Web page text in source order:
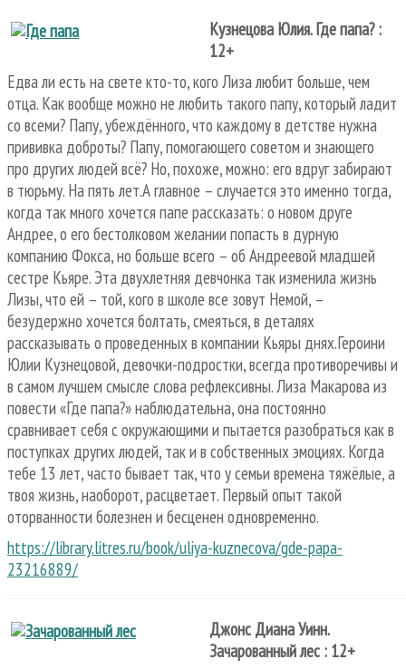
Кузнецова Юлия. Где папа? :
12+
Едва ли есть на свете кто-то, кого Лиза любит больше, чем
отца. Как вообще можно не любить такого папу, который ладит
со всеми? Папу, убеждённого, что каждому в детстве нужна
прививка доброты? Папу, помогающего советом и знающего
про других людей всё? Но, похоже, можно: его вдруг забирают
в тюрьму. На пять лет.А главное – случается это именно тогда,
когда так много хочется папе рассказать: о новом друге
Андрее, о его бестолковом желании попасть в дурную
компанию Фокса, но больше всего – об Андреевой младшей
сестре Кьяре. Эта двухлетняя девчонка так изменила жизнь
Лизы, что ей – той, кого в школе все зовут Немой, –
безудержно хочется болтать, смеяться, в деталях
рассказывать о проведенных в компании Кьяры днях.Героини
Юлии Кузнецовой, девочки-подростки, всегда противоречивы и
в самом лучшем смысле слова рефлексивны. Лиза Макарова из
повести «Где папа?» наблюдательна, она постоянно
сравнивает себя с окружающими и пытается разобраться как в
поступках других людей, так и в собственных эмоциях. Когда
тебе 13 лет, часто бывает так, что у семьи времена тяжёлые, а
твоя жизнь, наоборот, расцветает. Первый опыт такой
оторванности болезнен и бесценен одновременно.
https://library.litres.ru/book/uliya-kuznecova/gde-papa-
23216889/
Джонс Диана Уинн.
Зачарованный лес : 12+